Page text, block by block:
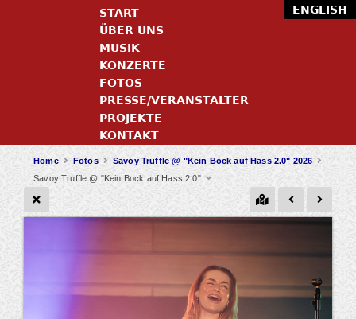
Home Fotos
Savoy Truffle @ "Kein Bock auf Hass 2.0" 2026
Savoy Truffle @ "Kein Bock auf Hass 2.0"
START
ÜBER UNS
MUSIK
KONZERTE
FOTOS
PRESSE/VERANSTALTER
PROJEKTE
KONTAKT
ENGLISH